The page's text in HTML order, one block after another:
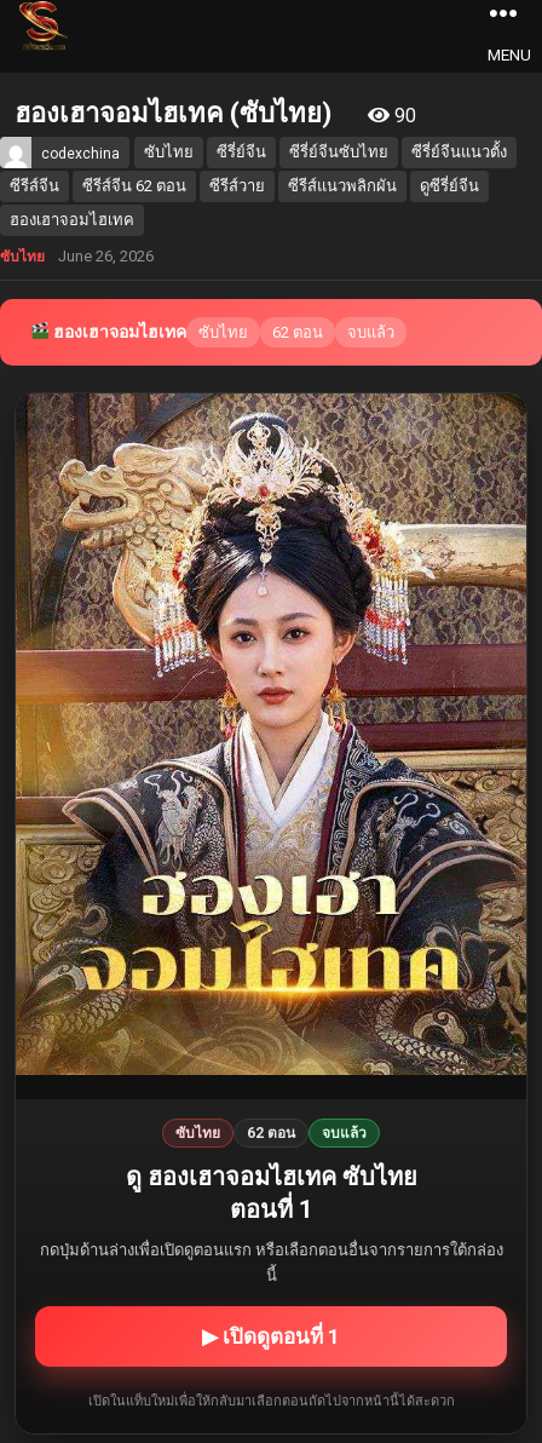
MENU
ฮองเฮาจอมไฮเทค (ซับไทย) 90
codexchina ซับไทย ซีรี่ย์จีน ซีรี่ย์จีนซับไทย
ซีรี่ย์จีนแนวตั้ง
ซีรีส์จีน
ซีรีส์จีน 62 ตอน ซีรีส์วาย ซีรีส์แนวพลิกผัน
ดูซีรี่ย์จีน
ฮองเฮาจอมไฮเทค
ซับไทย June 26, 2026
ฮองเฮาจอมไฮเทค ซับไทย 62 ตอน จบแล้ว
ซับไทย 62 ตอน จบแล้ว
ดู ฮองเฮาจอมไฮเทค ซับไทย
ตอนที่ 1
กดปุ่มด้านล่างเพื่อเปิดดูตอนแรก หรือเลือกตอนอื่นจากรายการใต้กล่อง
นี้
▶ เปิดดูตอนที่ 1
เปิดในแท็บใหม่เพื่อให้กลับมาเลือกตอนถัดไปจากหน้านี้ได้สะดวก